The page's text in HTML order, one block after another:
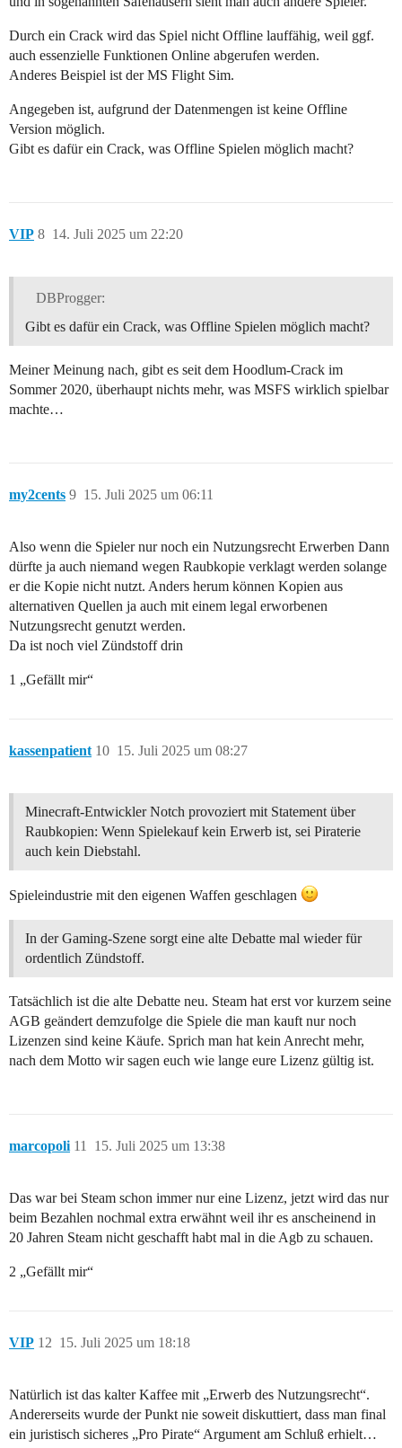
Durch ein Crack wird das Spiel nicht Offline lauffähig, weil ggf.
auch essenzielle Funktionen Online abgerufen werden.
Anderes Beispiel ist der MS Flight Sim.
Angegeben ist, aufgrund der Datenmengen ist keine Offline
Version möglich.
Gibt es dafür ein Crack, was Offline Spielen möglich macht?
VIP 14. Juli 2025 um 22:20
8
DBProgger:
Gibt es dafür ein Crack, was Offline Spielen möglich macht?
Meiner Meinung nach, gibt es seit dem Hoodlum-Crack im
Sommer 2020, überhaupt nichts mehr, was MSFS wirklich spielbar
machte…
my2cents 15. Juli 2025 um 06:11
9
Also wenn die Spieler nur noch ein Nutzungsrecht Erwerben Dann
dürfte ja auch niemand wegen Raubkopie verklagt werden solange
er die Kopie nicht nutzt. Anders herum können Kopien aus
alternativen Quellen ja auch mit einem legal erworbenen
Nutzungsrecht genutzt werden.
Da ist noch viel Zündstoff drin
1 „Gefällt mir“
kassenpatient 15. Juli 2025 um 08:27
10
Minecraft-Entwickler Notch provoziert mit Statement über
Raubkopien: Wenn Spielekauf kein Erwerb ist, sei Piraterie
auch kein Diebstahl.
Spieleindustrie mit den eigenen Waffen geschlagen
In der Gaming-Szene sorgt eine alte Debatte mal wieder für
ordentlich Zündstoff.
Tatsächlich ist die alte Debatte neu. Steam hat erst vor kurzem seine
AGB geändert demzufolge die Spiele die man kauft nur noch
Lizenzen sind keine Käufe. Sprich man hat kein Anrecht mehr,
nach dem Motto wir sagen euch wie lange eure Lizenz gültig ist.
marcopoli 15. Juli 2025 um 13:38
11
Das war bei Steam schon immer nur eine Lizenz, jetzt wird das nur
beim Bezahlen nochmal extra erwähnt weil ihr es anscheinend in
20 Jahren Steam nicht geschafft habt mal in die Agb zu schauen.
2 „Gefällt mir“
VIP 15. Juli 2025 um 18:18
12
Natürlich ist das kalter Kaffee mit „Erwerb des Nutzungsrecht“.
Andererseits wurde der Punkt nie soweit diskuttiert, dass man final
ein juristisch sicheres „Pro Pirate“ Argument am Schluß erhielt…